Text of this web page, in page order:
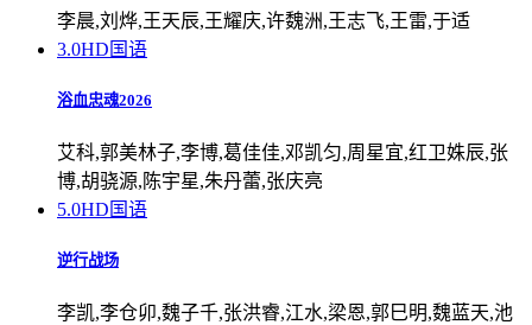
李晨,刘烨,王天辰,王耀庆,许魏洲,王志飞,王雷,于适
3.0HD国语
浴血忠魂2026
艾科,郭美林子,李博,葛佳佳,邓凯匀,周星宜,红卫姝辰,张
博,胡骁源,陈宇星,朱丹蕾,张庆亮
5.0HD国语
逆行战场
李凯,李仓卯,魏子千,张洪睿,江水,梁恩,郭巳明,魏蓝天,池